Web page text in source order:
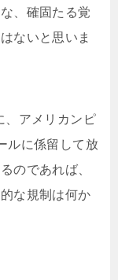
、確固たる覚
ないと思いま
、アメリカンピ
ルに係留して放
のであれば、
な規制は何か